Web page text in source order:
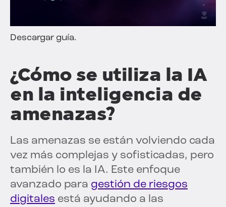
Descargar guía.
¿Cómo se utiliza la IA
en la inteligencia de
amenazas?
Las amenazas se están volviendo cada
vez más complejas y sofisticadas, pero
también lo es la IA. Este enfoque
avanzado para gestión de riesgos
digitales está ayudando a las